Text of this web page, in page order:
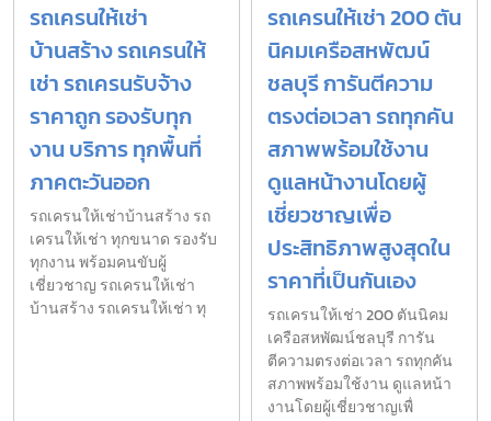
รถเครนให้เช่า
บ้านสร้าง รถเครนให้
เช่า รถเครนรับจ้าง
ราคาถูก รองรับทุก
งาน บริการ ทุกพื้นที่
ภาคตะวันออก
รถเครนให้เช่าบ้านสร้าง รถ
เครนให้เช่า ทุกขนาด รองรับ
ทุกงาน พร้อมคนขับผู้
เชี่ยวชาญ รถเครนให้เช่า
บ้านสร้าง รถเครนให้เช่า ทุ
รถเครนให้เช่า 200 ตัน
นิคมเครือสหพัฒน์
ชลบุรี การันตีความ
ตรงต่อเวลา รถทุกคัน
สภาพพร้อมใช้งาน
ดูแลหน้างานโดยผู้
เชี่ยวชาญเพื่อ
ประสิทธิภาพสูงสุดใน
ราคาที่เป็นกันเอง
รถเครนให้เช่า 200 ตันนิคม
เครือสหพัฒน์ชลบุรี การัน
ตีความตรงต่อเวลา รถทุกคัน
สภาพพร้อมใช้งาน ดูแลหน้า
งานโดยผู้เชี่ยวชาญเพื่